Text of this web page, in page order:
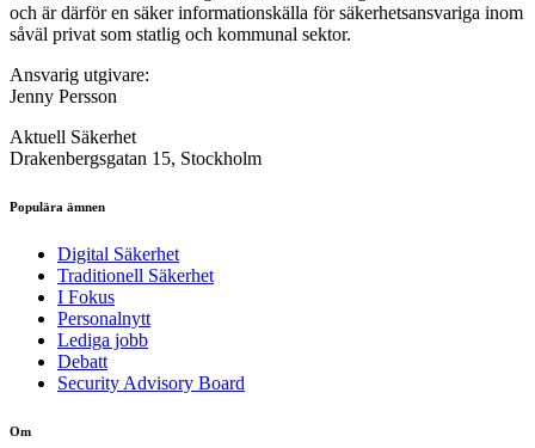
och är därför en säker informationskälla för säkerhets­ansvariga inom
såväl privat som statlig och kommunal sektor.
Ansvarig utgivare:
Jenny Persson
Aktuell Säkerhet
Drakenbergsgatan 15, Stockholm
Populära ämnen
Digital Säkerhet
Traditionell Säkerhet
I Fokus
Personalnytt
Lediga jobb
Debatt
Security Advisory Board
Om